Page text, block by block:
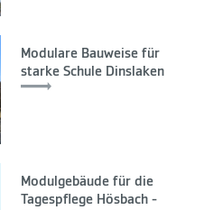
Modulare Bauweise für
starke Schule Dinslaken
Modulgebäude für die
Tagespflege Hösbach -